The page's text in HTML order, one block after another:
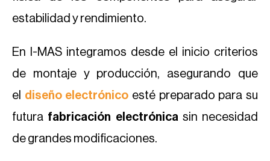
estabilidad y rendimiento.
En I-MAS integramos desde el inicio criterios
de montaje y producción, asegurando que
el diseño electrónico esté preparado para su
futura fabricación electrónicasin necesidad
de grandes modificaciones.